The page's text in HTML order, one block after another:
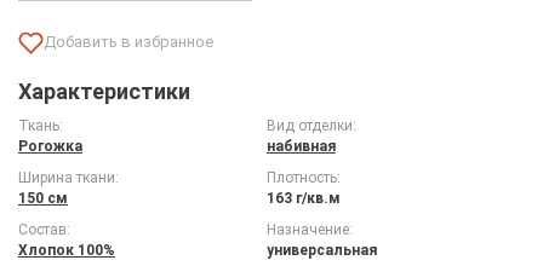
Характеристики
Ткань:
Рогожка
Вид отделки:
набивная
Ширина ткани:
150 см
Плотность:
163 г/кв.м
Состав:
Хлопок 100%
Назначение:
универсальная